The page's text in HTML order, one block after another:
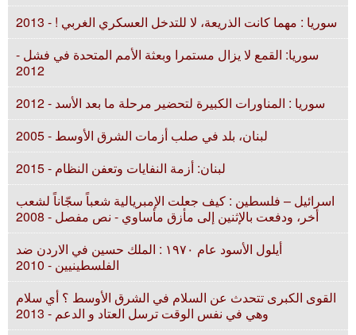
سوريا : مهما كانت الذريعة، لا للتدخل العسكري الغربي ! - 2013
سوريا: القمع لا يزال مستمرا وبعثة الأمم المتحدة في فشل -
2012
سوريا : المناورات الكبيرة لتحضير مرحلة ما بعد الأسد - 2012
لبنان، بلد في صلب أزمات الشرق الأوسط - 2005
لبنان: أزمة النفايات وتعفن النظام - 2015
اسرائيل – فلسطين : كيف جعلت الإمبريالية شعباً سجّاناً لشعب
أخر، ودفعت بالإثنين إلى مأزق مأساوي - نص مفصل - 2008
أيلول الأسود عام ۱٩٧٠ : الملك حسين في الاردن ضد
الفلسطينيين - 2010
القوى الكبرى تتحدث عن السلام في الشرق الأوسط ؟ أي سلام
وهي في نفس الوقت ترسل العتاد و الدعم - 2013